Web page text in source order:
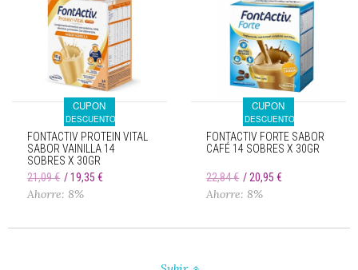
CUPON
DESCUENTO
FONTACTIV PROTEIN VITAL
SABOR VAINILLA 14
SOBRES X 30GR
21,09 €
19,35 €
Ahorre: 8%
CUPON
DESCUENTO
FONTACTIV FORTE SABOR
CAFÉ 14 SOBRES X 30GR
22,84 € 20,95 €
Ahorre: 8%